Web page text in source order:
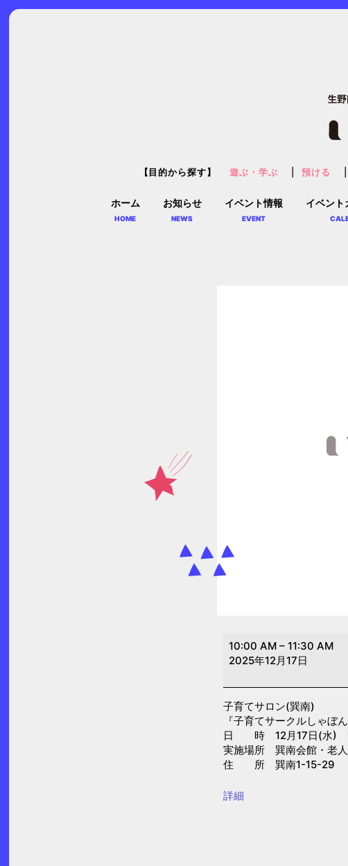
ホーム
HOME
お知らせ
NEWS
イベント情報
EVENT
イベント
【目的から探す】 遊ぶ・学ぶ 預ける
子
育
ロ
ン
(巽
南)
10:00 AM – 11:30 AM
2025年12月17日
子育てサロン(巽南)
『子育てサークルしゃぼん
日 時 12月17日(水)
実施場所 巽南会館・老
住 所 巽南1-15-29
{title}
詳細